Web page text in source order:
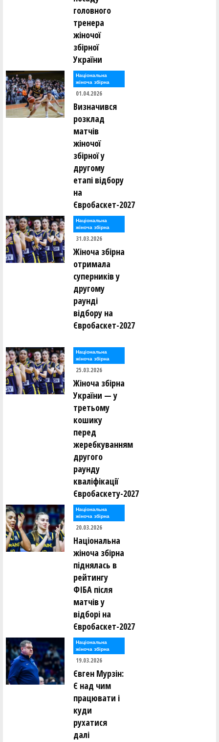
головного
тренера
жіночої
збірної
України
Національна
жіноча збірна
01.04.2026
Визначився
розклад
матчів
жіночої
збірної у
другому
етапі відбору
на
Євробаскет-2027
Національна
жіноча збірна
31.03.2026
Жіноча збірна
отримала
суперників у
другому
раунді
відбору на
Євробаскет-2027
Національна
жіноча збірна
25.03.2026
Жіноча збірна
України — у
третьому
кошику
перед
жеребкуванням
другого
раунду
кваліфікації
Євробаскету-2027
Національна
жіноча збірна
20.03.2026
Національна
жіноча збірна
піднялась в
рейтингу
ФІБА після
матчів у
відборі на
Євробаскет-2027
Національна
жіноча збірна
19.03.2026
Євген Мурзін:
Є над чим
працювати і
куди
рухатися
далі